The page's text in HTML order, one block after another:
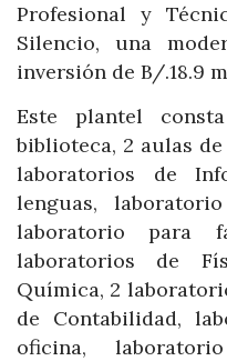
Profesional y
Silencio, una
inversión de B/.18.9
Este plantel
biblioteca, 2 aulas
laboratorios de
lenguas,
laboratorio para
laboratorios de
Química, 2
de Contabilidad,
oficina,